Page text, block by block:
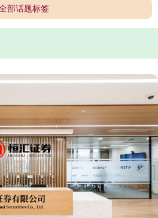
部话题标签